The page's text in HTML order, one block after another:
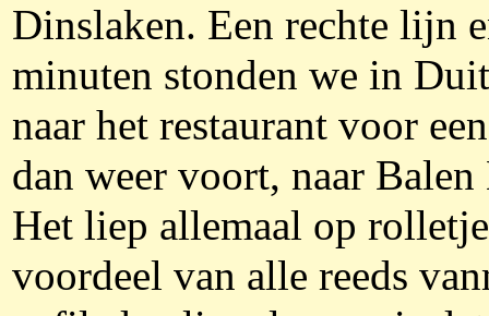
Dinslaken. Een rechte lijn
minuten stonden we in
naar het restaurant voor
dan weer voort, naar
Het liep allemaal op
voordeel van alle reeds